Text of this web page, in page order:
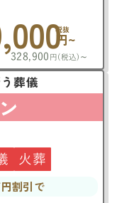
税抜
円~
328,900 円(税込) ~
葬儀
火葬
割引で